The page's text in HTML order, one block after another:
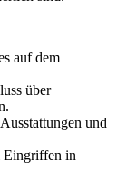
auf dem
über
und
Eingriffen in